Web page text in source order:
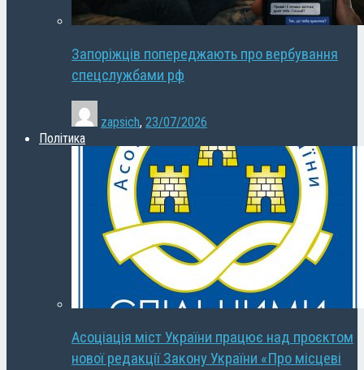
Запоріжців попереджають про вербування
спецслужбами рф
zapsich, 23/07/2026
Політика
Асоціація міст України працює над проєктом
нової редакції Закону України «Про місцеві